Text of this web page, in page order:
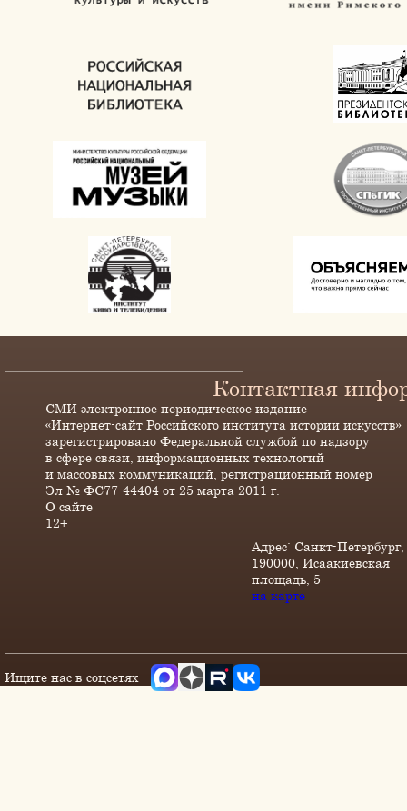
Контактная
СМИ электронное периодическое издание
«Интернет-сайт Российского института истории искусств»
зарегистрировано Федеральной службой по надзору
в сфере связи, информационных технологий
и массовых коммуникаций, регистрационный номер
Эл № ФС77-44404 от 25 марта 2011 г.
О сайте
12+
Адрес: Санкт-Петербург,
190000, Исаакиевская
площадь, 5
на карте
Ищите нас в соцсетях -